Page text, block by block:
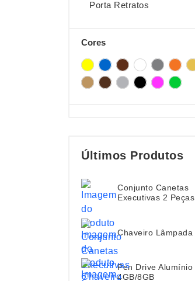
Porta Retratos
Cores
Últimos Produtos
Conjunto Canetas
Executivas 2 Peças
Chaveiro Lâmpada
Pen Drive Alumínio
4GB/8GB